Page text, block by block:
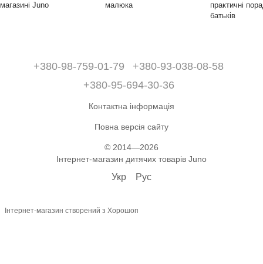
магазині Juno
малюка
практичні
батьків
+380-98-759-01-79
+380-93-038-08-58
+380-95-694-30-36
Контактна інформація
Повна версія сайту
© 2014—2026
Інтернет-магазин дитячих товарів Juno
Укр Рус
Інтернет-магазин створений з Хорошоп